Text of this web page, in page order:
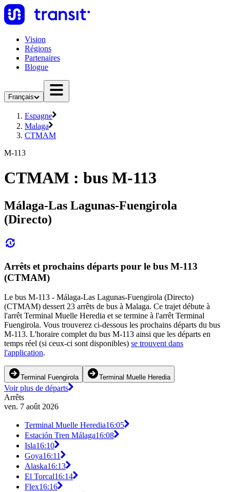
Vision
Régions
Partenaires
Blogue
Français
Espagne
Malaga
CTMAM
M-113
CTMAM : bus M-113
Málaga-Las Lagunas-Fuengirola
(Directo)
Arrêts et prochains départs pour le bus M-113
(CTMAM)
Le bus M-113 - Málaga-Las Lagunas-Fuengirola (Directo)
(CTMAM) dessert 23 arrêts de bus à Malaga. Ce trajet débute à
l'arrêt Terminal Muelle Heredia et se termine à l'arrêt Terminal
Fuengirola. Vous trouverez ci-dessous les prochains départs du bus
M-113. L'horaire complet du bus M-113 ainsi que les départs en
temps réel (si ceux-ci sont disponibles) se trouvent dans
l'application.
Terminal Fuengirola Terminal Muelle Heredia
Voir plus de départs
Arrêts
ven. 7 août 2026
Terminal Muelle Heredia16:05
Estación Tren Málaga16:08
Isla16:10
Goya16:11
Alaska16:13
El Torcal16:14
Flex16:16